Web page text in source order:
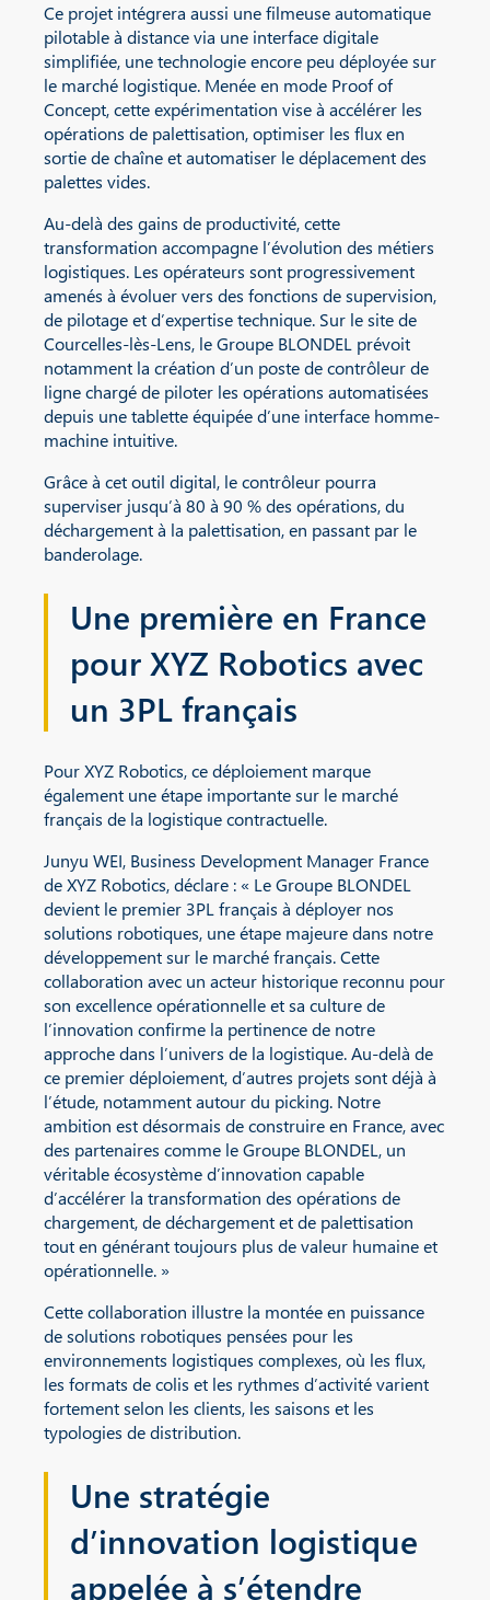
Ce projet intégrera aussi une filmeuse automatique
pilotable à distance via une interface digitale
simplifiée, une technologie encore peu déployée sur
le marché logistique. Menée en mode Proof of
Concept, cette expérimentation vise à accélérer les
opérations de palettisation, optimiser les flux en
sortie de chaîne et automatiser le déplacement des
palettes vides.
Au-delà des gains de productivité, cette
transformation accompagne l’évolution des métiers
logistiques. Les opérateurs sont progressivement
amenés à évoluer vers des fonctions de supervision,
de pilotage et d’expertise technique. Sur le site de
Courcelles-lès-Lens, le Groupe BLONDEL prévoit
notamment la création d’un poste de contrôleur de
ligne chargé de piloter les opérations automatisées
depuis une tablette équipée d’une interface homme-
machine intuitive.
Grâce à cet outil digital, le contrôleur pourra
superviser jusqu’à 80 à 90 % des opérations, du
déchargement à la palettisation, en passant par le
banderolage.
Une première en France
pour XYZ Robotics avec
un 3PL français
Pour XYZ Robotics, ce déploiement marque
également une étape importante sur le marché
français de la logistique contractuelle.
Junyu WEI, Business Development Manager France
de XYZ Robotics, déclare : « Le Groupe BLONDEL
devient le premier 3PL français à déployer nos
solutions robotiques, une étape majeure dans notre
développement sur le marché français. Cette
collaboration avec un acteur historique reconnu pour
son excellence opérationnelle et sa culture de
l’innovation confirme la pertinence de notre
approche dans l’univers de la logistique. Au-delà de
ce premier déploiement, d’autres projets sont déjà à
l’étude, notamment autour du picking. Notre
ambition est désormais de construire en France, avec
des partenaires comme le Groupe BLONDEL, un
véritable écosystème d’innovation capable
d’accélérer la transformation des opérations de
chargement, de déchargement et de palettisation
tout en générant toujours plus de valeur humaine et
opérationnelle. »
Cette collaboration illustre la montée en puissance
de solutions robotiques pensées pour les
environnements logistiques complexes, où les flux,
les formats de colis et les rythmes d’activité varient
fortement selon les clients, les saisons et les
typologies de distribution.
Une stratégie
d’innovation logistique
appelée à s’étendre